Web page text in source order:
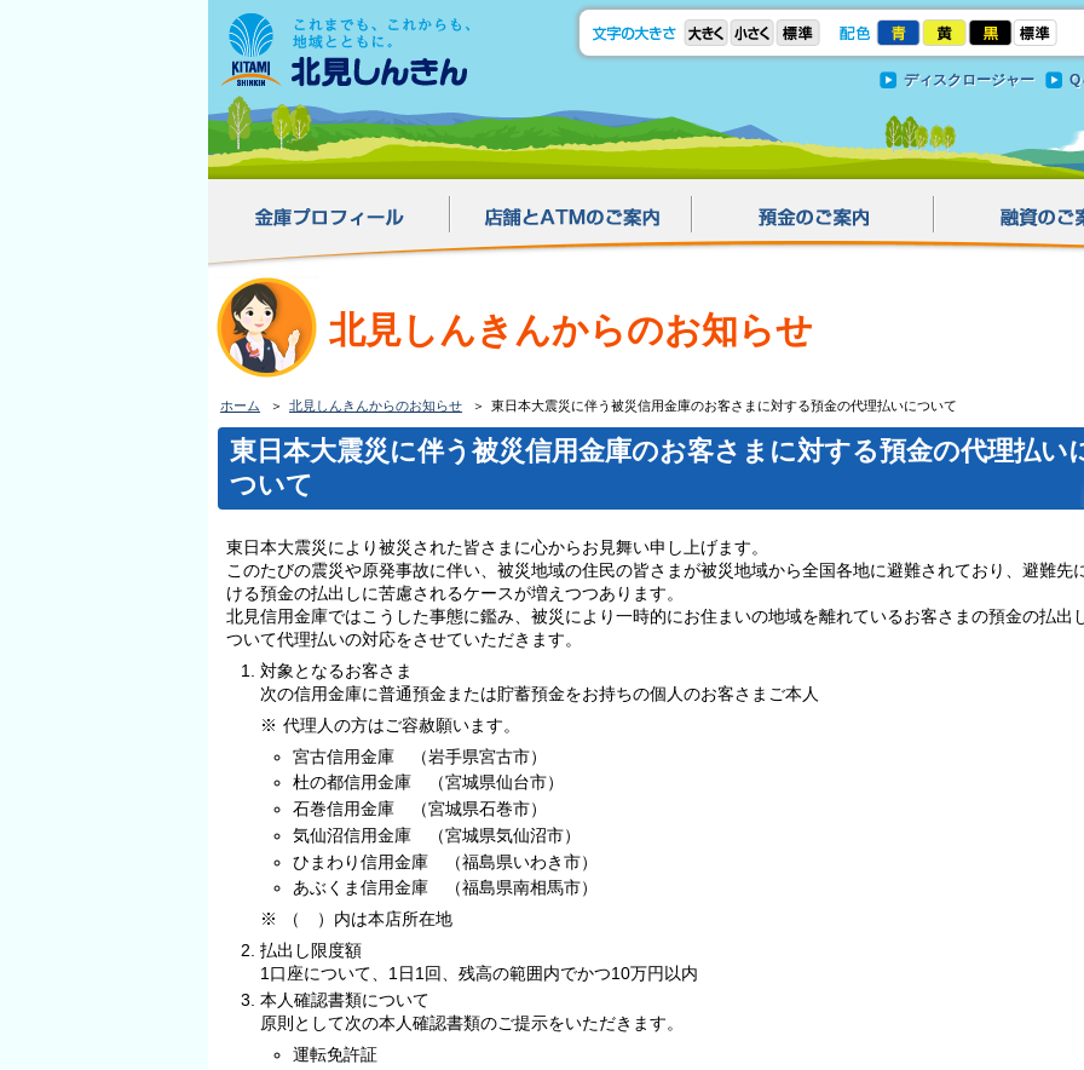
ディスクロージャー Q
北見しんきんからのお知らせ
ホーム 北見しんきんからのお知らせ 東日本大震災に伴う被災信用金庫のお客さまに対する預金の代理払いについて
東日本大震災に伴う被災信用金庫のお客さまに対する預金の代理払い
ついて
東日本大震災により被災された皆さまに心からお見舞い申し上げます。
このたびの震災や原発事故に伴い、被災地域の住民の皆さまが被災地域から全国各地に避難されており、避難先
ける預金の払出しに苦慮されるケースが増えつつあります。
北見信用金庫ではこうした事態に鑑み、被災により一時的にお住まいの地域を離れているお客さまの預金の払出
ついて代理払いの対応をさせていただきます。
対象となるお客さま
次の信用金庫に普通預金または貯蓄預金をお持ちの個人のお客さまご本人
※ 代理人の方はご容赦願います。
宮古信用金庫 （岩手県宮古市）
杜の都信用金庫 （宮城県仙台市）
石巻信用金庫 （宮城県石巻市）
気仙沼信用金庫 （宮城県気仙沼市）
ひまわり信用金庫 （福島県いわき市）
あぶくま信用金庫 （福島県南相馬市）
※
（ ）内は本店所在地
払出し限度額
1口座について、1日1回、残高の範囲内でかつ10万円以内
本人確認書類について
原則として次の本人確認書類のご提示をいただきます。
運転免許証